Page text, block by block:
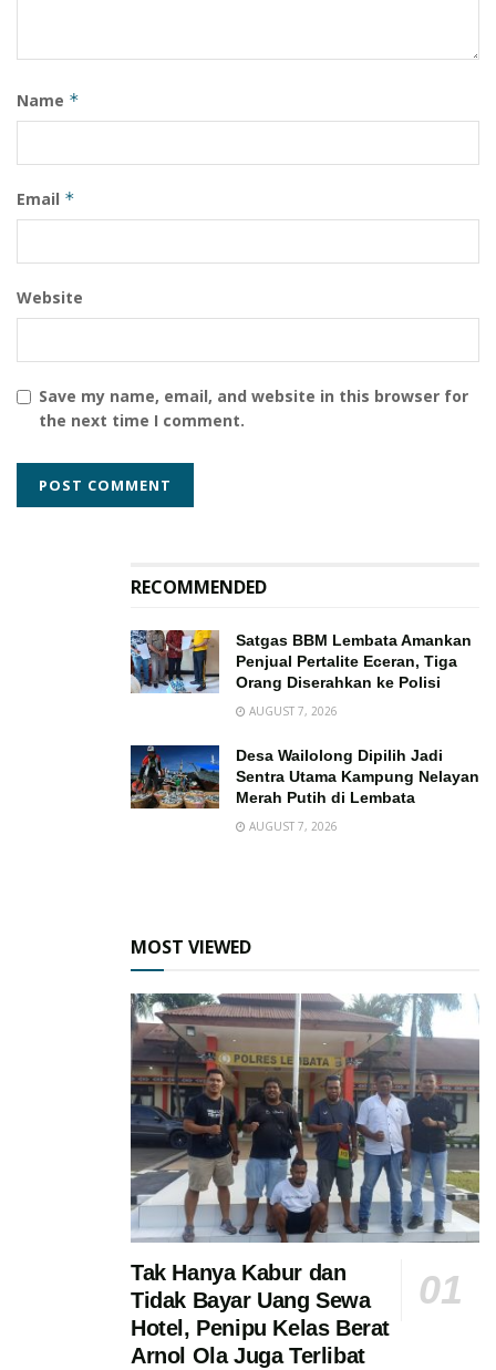
Name *
Email *
Website
Save my name, email, and website in this browser for
the next time I comment.
RECOMMENDED
Satgas BBM Lembata Amankan
Penjual Pertalite Eceran, Tiga
Orang Diserahkan ke Polisi
AUGUST 7, 2026
Desa Wailolong Dipilih Jadi
Sentra Utama Kampung Nelayan
Merah Putih di Lembata
AUGUST 7, 2026
MOST VIEWED
Tak Hanya Kabur dan
Tidak Bayar Uang Sewa
Hotel, Penipu Kelas Berat
Arnol Ola Juga Terlibat